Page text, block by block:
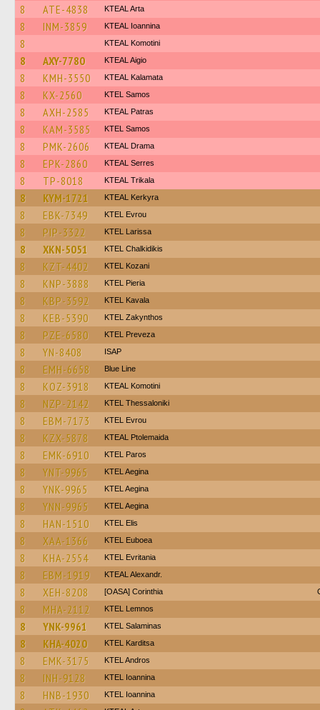
8 ATE-4838 KTEAL Arta
8 INM-3859 KTEAL Ioannina
8 KTEAL Komotini
8 AXY-7780 KTEAL Aigio
8 KMH-3550 KTEAL Kalamata
8 KX-2560 KTEL Samos
8 AXH-2585 KTEAL Patras
8 KAM-3585 KTEL Samos
8 PMK-2606 KTEAL Drama
8 EPK-2860 KTEAL Serres
8 TP-8018 KTEAL Trikala
8 KYM-1721 KTEAL Kerkyra
8 EBK-7349 KTEL Evrou
8 PIP-3322 KTEL Larissa
8 XKN-5051 ΚΤΕL Chalkidikis
8 KZT-4402 ΚΤΕL Kozani
8 KNP-3888 KTEL Pieria
8 KBP-3592 KTEL Kavala
8 KEB-5390 KTEL Zakynthos
8 PZE-6580 KTEL Preveza
8 YN-8408 ISAP
8 EMH-6658 Blue Line
8 KOZ-3918 KTEAL Komotini
8 NZP-2142 KTEL Thessaloniki
8 EBM-7173 KTEL Evrou
8 KZX-5878 KTEAL Ptolemaida
8 EMK-6910 KTEL Paros
8 YNT-9965 KTEL Aegina
8 YNK-9965 KTEL Aegina
8 YNN-9965 KTEL Aegina
8 HAN-1510 KTEL Elis
8 XAA-1366 ΚΤΕL Euboea
8 KHA-2554 ΚΤΕL Evritania
8 EBM-1919 KTEAL Alexandr.
8 XEH-8208 [OASA] Corinthia
8 MHA-2112 KTEL Lemnos
8 YNK-9961 KTEL Salaminas
8 KHA-4020 ΚΤΕL Karditsa
8 EMK-3175 KTEL Andros
8 INH-9128 KTEL Ioannina
8 HNB-1930 KTEL Ioannina